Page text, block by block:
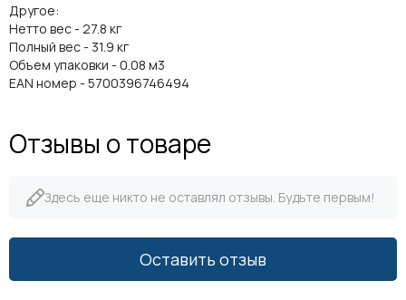
Другое:
Нетто вес - 27.8 кг
Полный вес - 31.9 кг
Объем упаковки - 0.08 м3
EAN номер - 5700396746494
Отзывы о товаре
Здесь еще никто не оставлял отзывы. Будьте первым!
Оставить отзыв